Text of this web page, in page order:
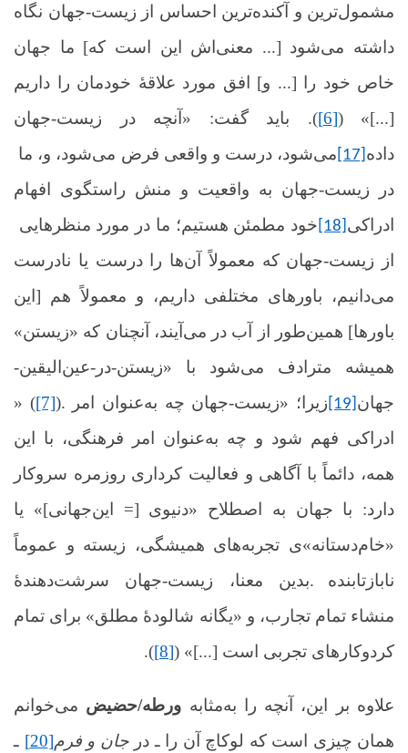
مشمول‌ترین و آکنده‌ترین احساس از زیست‌-جهان نگاه
داشته می‌شود [... معنی‌اش این است که] ما جهان
خاص خود را [... و] افق مورد علاقۀ خودمان را داریم
[...]» (
[6]
). باید گفت: «آنچه در زیست‌-جهان
داده‌ [17]
در زیست‌-جهان به واقعیت و منش راستگوی افهام
ادراکی [18]
از زیست‌-جهان که معمولاً آن‌ها را درست یا نادرست
می‌دانیم، باورهای مختلفی داریم، و معمولاً هم [این
باورها] همین‌طور از آب در می‌آیند، آنچنان که «زیستن»
همیشه مترادف می‌شود با «زیستن-در-عین‌الیقین-
جهان [19]
» ([7]). زیرا؛ «زیست‌-جهان چه به‌عنوان امر
ادراکی فهم شود و چه به‌عنوان امر فرهنگی، با این
همه، دائماً با آگاهی و فعالیت کرداری روزمره سروکار
دارد: با جهان به اصطلاح «دنیوی [= این‌جهانی]» یا
«خام‌دستانه»ی تجربه‌های همیشگی، زیسته و عموماً
نابازتابنده
.بدین‌ معنا، زیست‌-جهان سرشت‌دهندۀ
منشاء تمام تجارب، و «یگانه شالودۀ مطلق» برای تمام
کردوکارهای تجربی است [...]» ([8]
)
.
علاوه بر این، آنچه را به‌مثابه ورطه/حضیض می‌خوانم
همان چیزی است که لوکاچ آن را ـ درجان و فرم[20] ـ